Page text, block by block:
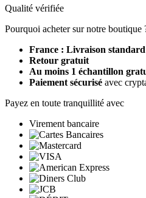
Qualité vérifiée
Pourquoi acheter sur notre boutique
France : Livraison
Retour gratuit
Au moins 1 échantillon
Paiement sécurisé avec
Payez en toute tranquillité avec
Virement bancaire